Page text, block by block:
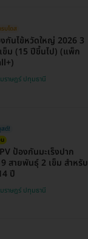
บโดส
กันไข้หวัดใหญ่ 2026 3
ข็ม (15 ปีขึ้นไป) (แพ็ก
ราษฎร์ ปทุมธานี
สต์!
ป้องกันมะเร็งปาก
สายพันธุ์ 2 เข็ม สำหรับ
ปี
ราษฎร์ ปทุมธานี